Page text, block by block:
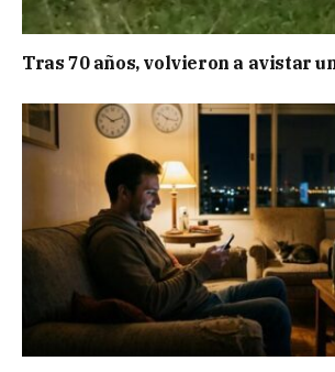
Tras 70 años, volvieron a avistar